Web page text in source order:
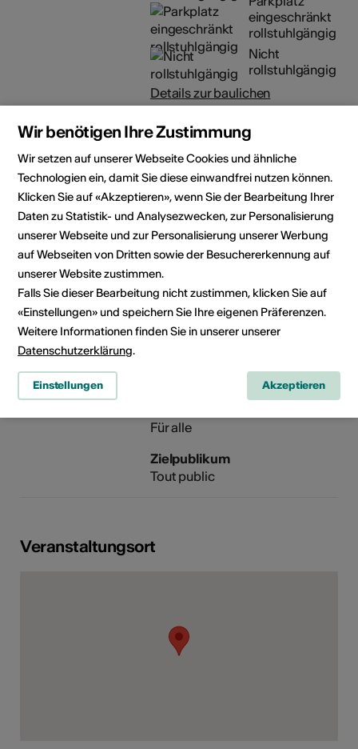
eingeschränkt
rollstuhlgängig
Nicht
rollstuhlgängig
Details zur baulichen
Zugänglichkeit
Künstler
Nicolas Verdan
Auteur
Veranstalter
Médiathèque Valais - St-
Maurice
Avenue du Simplon 6
Telefon +41 (0)27 607 15 80
E-Mail
Webseite
Rubrik
Vortrag / Konferenz
Für alle
Zielpublikum
Tout public
Veranstaltungsort
Wir benötigen Ihre Zustimmung
Wir setzen auf unserer Webseite Cookies und ähnliche
Technologien ein, damit Sie diese einwandfrei nutzen können.
Klicken Sie auf «Akzeptieren», wenn Sie der Bearbeitung Ihrer
Daten zu Statistik- und Analysezwecken, zur Personalisierung
unserer Webseite und zur Personalisierung unserer Werbung
auf Webseiten von Dritten sowie der Besuchererkennung auf
unserer Website zustimmen.
Falls Sie dieser Bearbeitung nicht zustimmen, klicken Sie auf
«Einstellungen» und speichern Sie Ihre eigenen Präferenzen.
Weitere Informationen finden Sie in unserer unserer
Datenschutzerklärung.
Einstellungen Akzeptieren